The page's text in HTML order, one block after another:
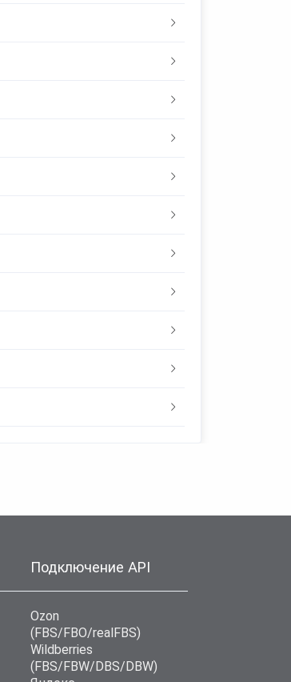
Подключение API
Ozon
(FBS/FBO/realFBS)
Wildberries
(FBS/FBW/DBS/DBW)